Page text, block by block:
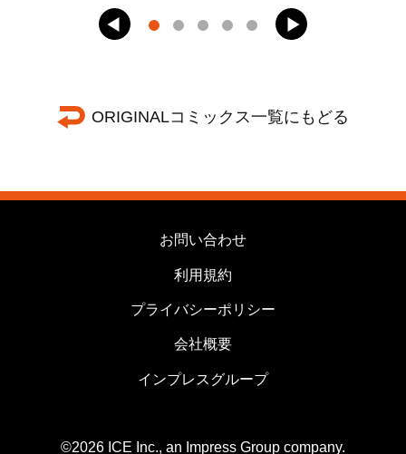
ORIGINALコミックス一覧にもどる
お問い合わせ
利用規約
プライバシーポリシー
会社概要
インプレスグループ
©2026 ICE Inc., an Impress Group company.